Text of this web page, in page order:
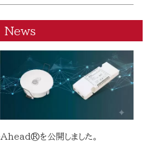
News
を公開しました。